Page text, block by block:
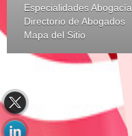
Especialidades Abogacía
Directorio de Abogados
Mapa del Sitio